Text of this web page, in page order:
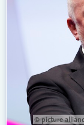
© picture